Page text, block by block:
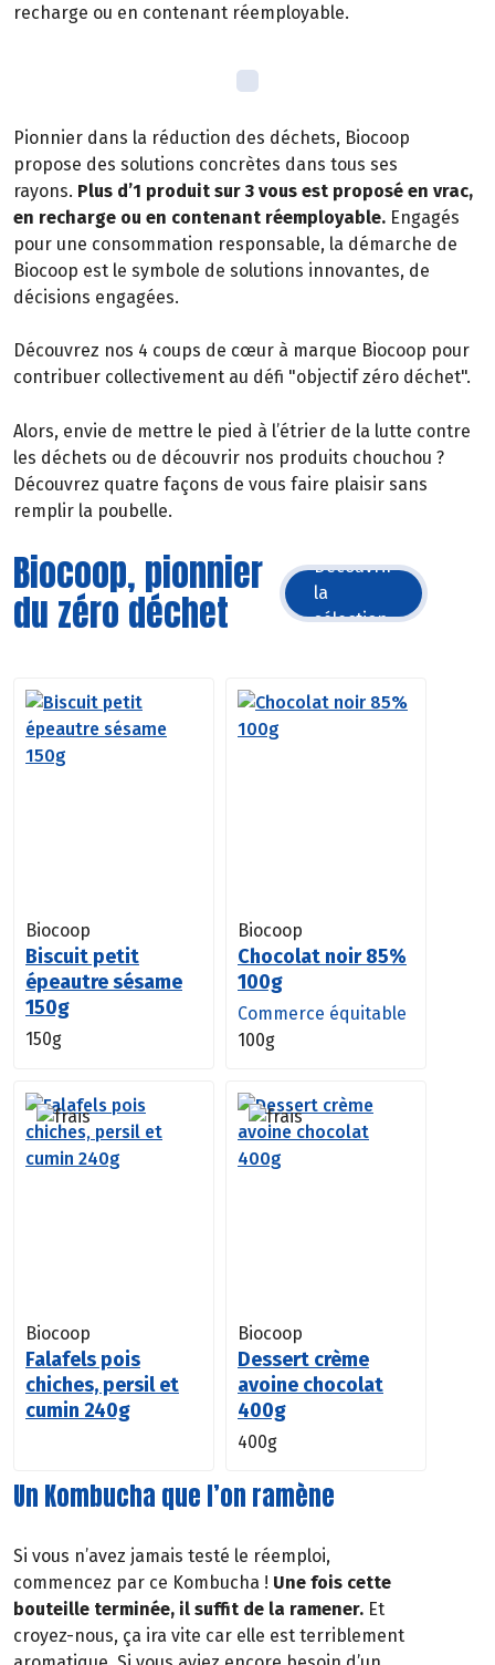
recharge ou en contenant réemployable.
Pionnier dans la réduction des déchets, Biocoop
propose des solutions concrètes dans tous ses
rayons. Plus d’1 produit sur 3 vous est proposé en vrac,
en recharge ou en contenant réemployable. Engagés
pour une consommation responsable, la démarche de
Biocoop est le symbole de solutions innovantes, de
décisions engagées.
Découvrez nos 4 coups de cœur à marque Biocoop pour
contribuer collectivement au défi "objectif zéro déchet".
Alors, envie de mettre le pied à l’étrier de la lutte contre
les déchets ou de découvrir nos produits chouchou ?
Découvrez quatre façons de vous faire plaisir sans
remplir la poubelle.
Biocoop, pionnier
du zéro déchet
Découvrir
la
sélection
Biocoop
Biscuit petit
épeautre sésame
150g
150g
Biocoop
Chocolat noir 85%
100g
Commerce équitable
100g
Biocoop
Falafels pois
chiches, persil et
cumin 240g
Biocoop
Dessert crème
avoine chocolat
400g
400g
Un Kombucha que l’on ramène
Si vous n’avez jamais testé le réemploi,
commencez par ce Kombucha ! Une fois cette
bouteille terminée, il suffit de la ramener. Et
croyez-nous, ça ira vite car elle est terriblement